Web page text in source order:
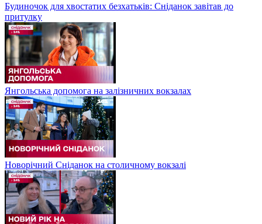
Будиночок для хвостатих безхатьків: Сніданок завітав до
притулку
Янгольська допомога на залізничних вокзалах
Новорічний Сніданок на столичному вокзалі